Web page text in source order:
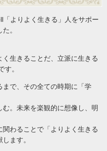
「よりよく生きる」人をサポー
。
生きることだ、立派に生きる
す。
まで、その全ての時期に「学
。未来を楽観的に想像し、明
わることで「よりよく生きる
ます。